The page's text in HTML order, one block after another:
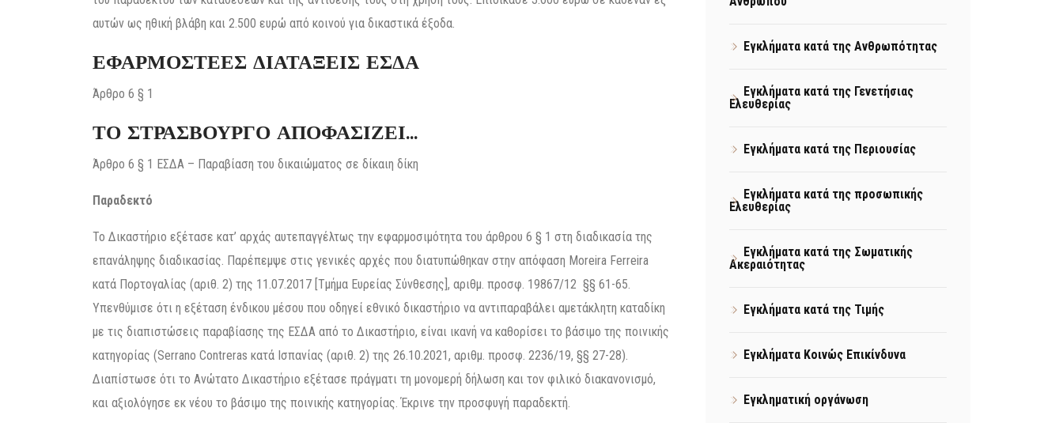
αυτών ως ηθική βλάβη και 2.500 ευρώ από κοινού για δικαστικά έξοδα.
ΕΦΑΡΜΟΣΤΕΕΣ ΔΙΑΤΑΞΕΙΣ ΕΣΔΑ
Άρθρο 6 § 1
ΤΟ ΣΤΡΑΣΒΟΥΡΓΟ ΑΠΟΦΑΣΙΖΕΙ…
Άρθρο 6 § 1 ΕΣΔΑ – Παραβίαση του δικαιώματος σε δίκαιη δίκη
Παραδεκτό
Το Δικαστήριο εξέτασε κατ’ αρχάς αυτεπαγγέλτως την εφαρμοσιμότητα του άρθρου 6 § 1 στη διαδικασία της
επανάληψης διαδικασίας. Παρέπεμψε στις γενικές αρχές που διατυπώθηκαν στην απόφαση Moreira Ferreira
κατά Πορτογαλίας (αριθ. 2) της 11.07.2017 [Τμήμα Ευρείας Σύνθεσης], αριθμ. προσφ. 19867/12 §§ 61-65.
Υπενθύμισε ότι η εξέταση ένδικου μέσου που οδηγεί εθνικό δικαστήριο να αντιπαραβάλει αμετάκλητη καταδίκη
με τις διαπιστώσεις παραβίασης της ΕΣΔΑ από το Δικαστήριο, είναι ικανή να καθορίσει το βάσιμο της ποινικής
κατηγορίας (Serrano Contreras κατά Ισπανίας (αριθ. 2) της 26.10.2021, αριθμ. προσφ. 2236/19, §§ 27-28).
Διαπίστωσε ότι το Ανώτατο Δικαστήριο εξέτασε πράγματι τη μονομερή δήλωση και τον φιλικό διακανονισμό,
και αξιολόγησε εκ νέου το βάσιμο της ποινικής κατηγορίας. Έκρινε την προσφυγή παραδεκτή.
Εγκλήματα κατά της Ανθρωπότητας
Εγκλήματα κατά της Γενετήσιας
Ελευθερίας
Εγκλήματα κατά της Περιουσίας
Εγκλήματα κατά της προσωπικής
Ελευθερίας
Εγκλήματα κατά της Σωματικής
Ακεραιότητας
Εγκλήματα κατά της Τιμής
Εγκλήματα Κοινώς Επικίνδυνα
Εγκληματική οργάνωση